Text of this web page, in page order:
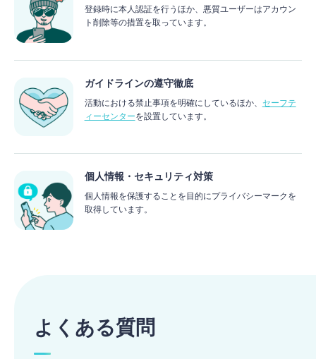
登録時に本人認証を行うほか、悪質ユーザーはアカウン
ト削除等の措置を取っています。
ガイドラインの遵守徹底
活動における禁止事項を明確にしているほか、 セーフテ
ィーセンターを設置しています。
個人情報・セキュリティ対策
個人情報を保護することを目的にプライバシーマークを
取得しています。
よくある質問